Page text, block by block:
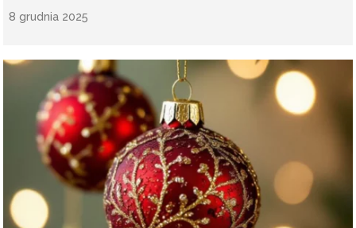
8 grudnia 2025